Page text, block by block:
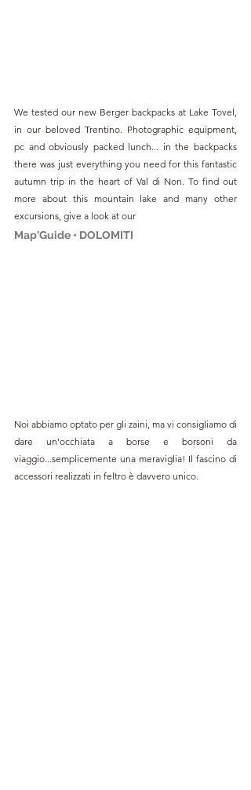
We tested our new Berger backpacks at Lake Tovel,
in our beloved Trentino. Photographic equipment,
pc and obviously packed lunch... in the backpacks
there was just everything you need for this fantastic
autumn trip in the heart of Val di Non. To find out
more about this mountain lake and many other
excursions, give a look at our
Map'Guide • DOLOMITI
Noi abbiamo optato per gli zaini, ma vi consigliamo di
dare un'occhiata a borse e borsoni da
viaggio...semplicemente una meraviglia! Il fascino di
accessori realizzati in feltro è davvero unico.